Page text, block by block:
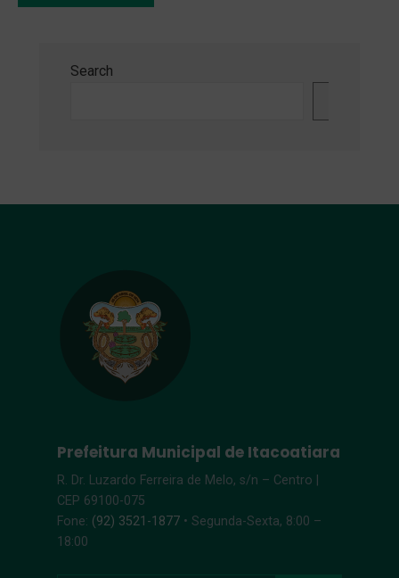
Search
Prefeitura Municipal de Itacoatiara
R. Dr. Luzardo Ferreira de Melo, s/n – Centro |
CEP 69100-075
Fone: (92) 3521-1877 • Segunda-Sexta, 8:00 –
18:00